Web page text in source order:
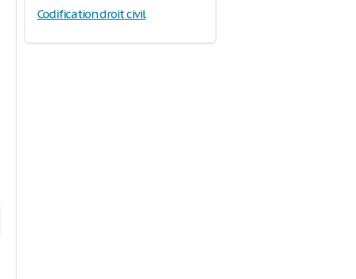
Codification droit civil